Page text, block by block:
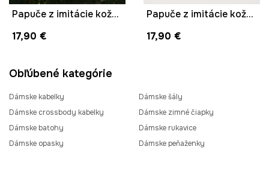
Papuče z imitácie kožušiny
17,90 €
Papuče z imitácie kožušiny
17,90 €
Obľúbené kategórie
Dámske kabelky
Dámske crossbody kabelky
Dámske batohy
Dámske opasky
Dámske šály
Dámske zimné čiapky
Dámske rukavice
Dámske peňaženky